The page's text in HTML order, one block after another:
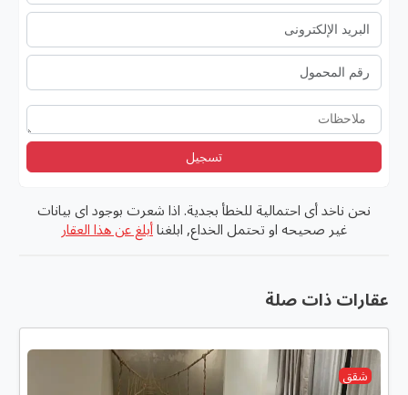
تسجيل
نحن ناخد أى احتمالية للخطأ بجدية. اذا شعرت بوجود اى بيانات
غير صحيحه او تحتمل الخداع, ابلغنا أبلغ عن هذا العقار
عقارات ذات صلة
شقق